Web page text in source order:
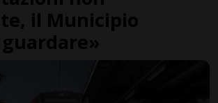
il Municipio